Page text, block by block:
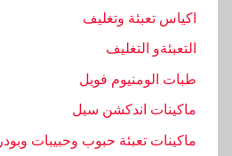
اكياس تعبئة وتغليف
التعبئةو التغليف
طبات الومنيوم فويل
ماكينات اندكشن سيل
ماكينات تعبئة حبوب وحبيبات وبودر